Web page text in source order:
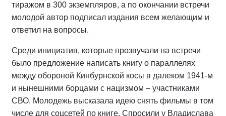
тиражом в 300 экземпляров, а по окончании встречи
молодой автор подписал издания всем желающим и
ответил на вопросы.
Среди инициатив, которые прозвучали на встречи
было предложение написать книгу о параллелях
между обороной Кинбурнской косы в далеком 1941-м
и нынешними борцами с нацизмом – участниками
СВО. Молодежь высказала идею снять фильмы в том
числе для соцсетей по книге. Спросили у Владислава